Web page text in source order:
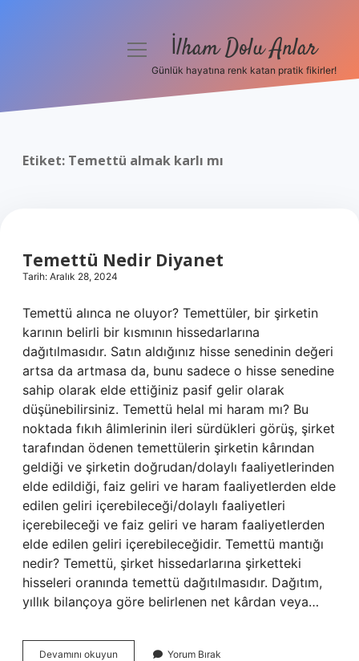
menüyü İlham Dolu Anlar
Günlük hayatına renk katan pratik fikirler!
Etiket: Temettü almak karlı mı
Temettü Nedir Diyanet
Tarih: Aralık 28, 2024
Temettü alınca ne oluyor? Temettüler, bir şirketin
karının belirli bir kısmının hissedarlarına
dağıtılmasıdır. Satın aldığınız hisse senedinin değeri
artsa da artmasa da, bunu sadece o hisse senedine
sahip olarak elde ettiğiniz pasif gelir olarak
düşünebilirsiniz. Temettü helal mi haram mı? Bu
noktada fıkıh âlimlerinin ileri sürdükleri görüş, şirket
tarafından ödenen temettülerin şirketin kârından
geldiği ve şirketin doğrudan/dolaylı faaliyetlerinden
elde edildiği, faiz geliri ve haram faaliyetlerden elde
edilen geliri içerebileceği/dolaylı faaliyetleri
içerebileceği ve faiz geliri ve haram faaliyetlerden
elde edilen geliri içerebileceğidir. Temettü mantığı
nedir? Temettü, şirket hissedarlarına şirketteki
hisseleri oranında temettü dağıtılmasıdır. Dağıtım,
yıllık bilançoya göre belirlenen net kârdan veya…
Devamını okuyun Temettü
Yorum Bırak